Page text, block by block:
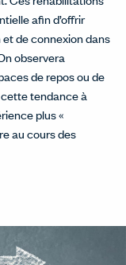
afin d’offrir
de connexion dans
observera
de repos ou de
tendance à
plus «
au cours des